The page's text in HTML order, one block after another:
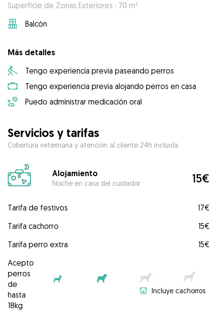
Superficie de Zonas Exteriores : 70 m²
Balcón
Más detalles
Tengo experiencia previa paseando perros
Tengo experiencia previa alojando perros en casa
Puedo administrar medicación oral
Servicios y tarifas
Cobertura veterinaria y atención al cliente 24h incluida
Alojamiento
Noche en casa del cuidador 15€
Tarifa de festivos
17€
Tarifa cachorro
15€
Tarifa perro extra
15€
Acepto
perros
de
hasta
18kg
Incluye cachorros